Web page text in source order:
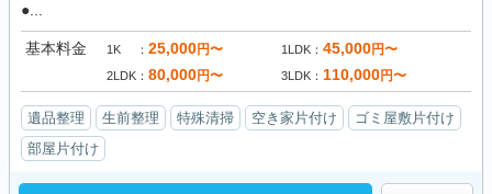
●...
基本料金 1K 25,000円〜 1LDK 45,000円〜
2LDK 80,000円〜 3LDK 110,000円〜
遺品整理 生前整理 特殊清掃 空き家片付け
ゴミ屋敷片付け
部屋片付け